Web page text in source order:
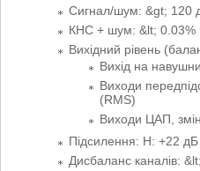
Сигнал/шум: &gt; 120
КНС + шум: &lt; 0.03%
Вихідний рівень
Вихід на
Виходи
(RMS)
Виходи ЦАП,
Підсилення: H: +22
Дисбаланс каналів: